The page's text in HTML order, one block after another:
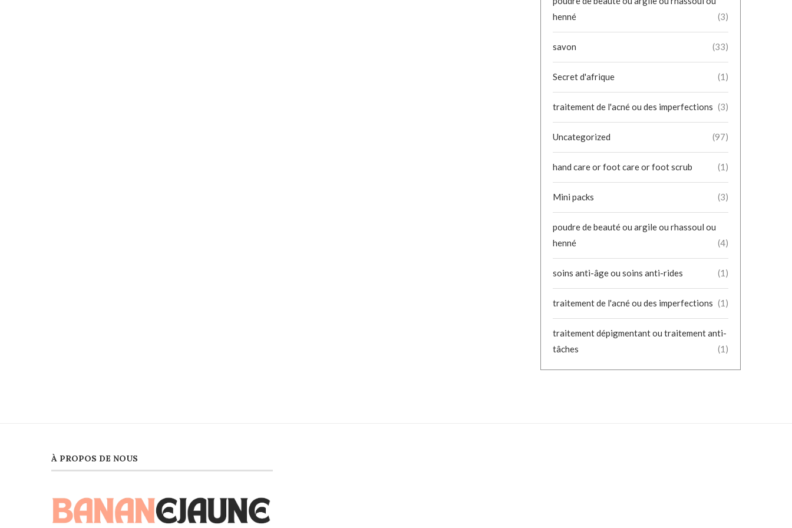
henné
(3)
savon (33)
Secret d'afrique (1)
traitement de l'acné ou des imperfections (3)
Uncategorized (97)
hand care or foot care or foot scrub (1)
Mini packs (3)
poudre de beauté ou argile ou rhassoul ou
henné
(4)
soins anti-âge ou soins anti-rides (1)
traitement de l'acné ou des imperfections (1)
traitement dépigmentant ou traitement anti-
tâches
(1)
À PROPOS DE NOUS